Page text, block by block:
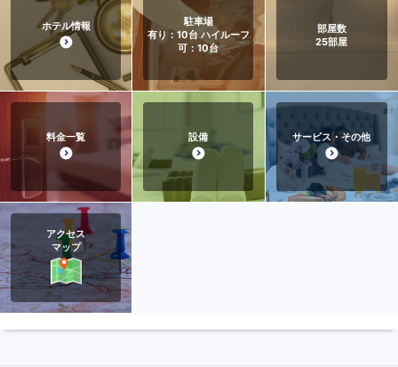
ホテル情報
駐車場
有り：10台 ハイルーフ
可：10台
部屋数
25部屋
料金一覧 設備 サービス・その他
アクセス
マップ